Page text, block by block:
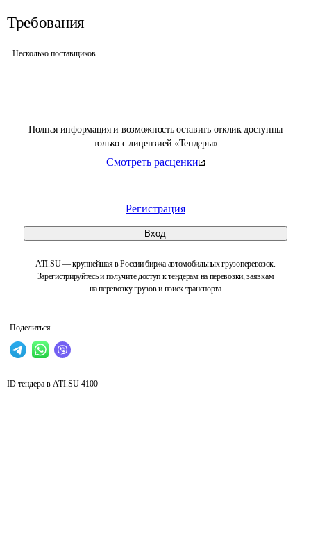
Полная информация и возможность оставить отклик доступны
только с лицензией «Тендеры»
Смотреть расценки
Регистрация
Вход
ATI.SU — крупнейшая в России биржа автомобильных грузоперевозок.
Зарегистрируйтесь и получите доступ к тендерам на перевозки, заявкам
на перевозку грузов и поиск транспорта
Поделиться
Требования
Несколько поставщиков
ID тендера в ATI.SU 4100